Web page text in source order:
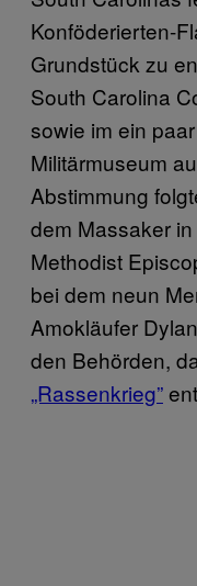
Konföderierten-
Grundstück zu
South Carolina
sowie im ein
Militärmuseum
Abstimmung
dem Massaker
Methodist
bei dem neun
Amokläufer
den Behörden,
„Rassenkrieg”